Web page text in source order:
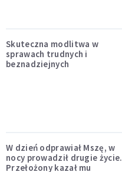
Skuteczna modlitwa w
sprawach trudnych i
beznadziejnych
W dzień odprawiał Mszę, w
nocy prowadził drugie życie.
Przełożony kazał mu